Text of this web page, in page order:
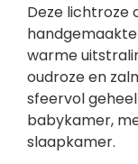
Deze lichtroze
warme
oudroze en
sfeervol
babykamer,
slaapkamer.